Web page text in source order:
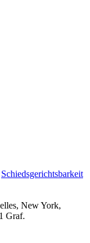
Schiedsgerichtsbarkeit
New York,
Graf.